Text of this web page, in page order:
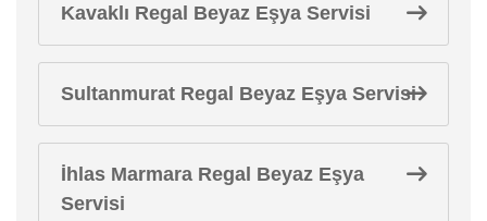
Kavaklı Regal Beyaz Eşya Servisi
Sultanmurat Regal Beyaz Eşya Servisi
İhlas Marmara Regal Beyaz Eşya
Servisi